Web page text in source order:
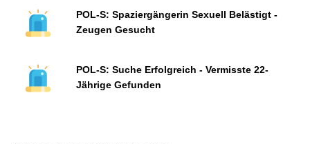
POL-S: Spaziergängerin Sexuell Belästigt -
Zeugen Gesucht
POL-S: Suche Erfolgreich - Vermisste 22-
Jährige Gefunden